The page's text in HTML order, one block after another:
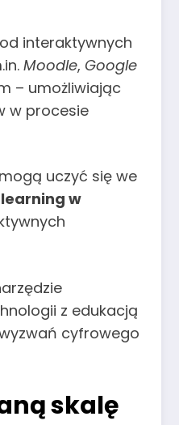
interaktywnych
Moodle, Google
– umożliwiając
w procesie
uczyć się we
w
z edukacją
cyfrowego
skalę